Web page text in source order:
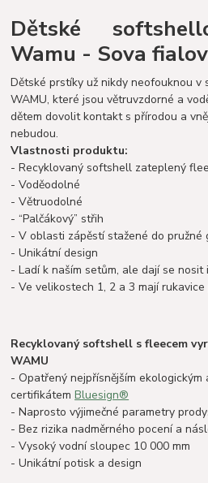
Dětské
Wamu - Sova
Dětské prstíky už nikdy neofouknou v
WAMU, které jsou větruvzdorné a
dětem dovolit kontakt s přírodou a
nebudou.
Vlastnosti produktu:
- Recyklovaný softshell zateplený
- Voděodolné
- Větruodolné
- “Palčákový” střih
- V oblasti zápěstí stažené do pružné
- Unikátní design
- Ladí k naším setům, ale dají se nosit
- Ve velikostech 1, 2 a 3 mají
Recyklovaný softshell s fleecem
WAMU
- Opatřený nejpřísnějším ekologickým
certifikátemBluesign®
- Naprosto výjimečné parametry
- Bez rizika nadměrného pocení a
- Vysoký vodní sloupec 10 000 mm
- Unikátní potisk a design